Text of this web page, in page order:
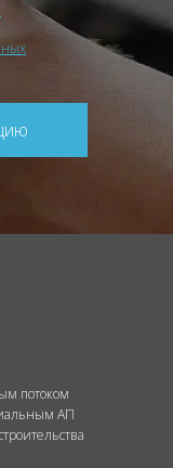
потоком
АП